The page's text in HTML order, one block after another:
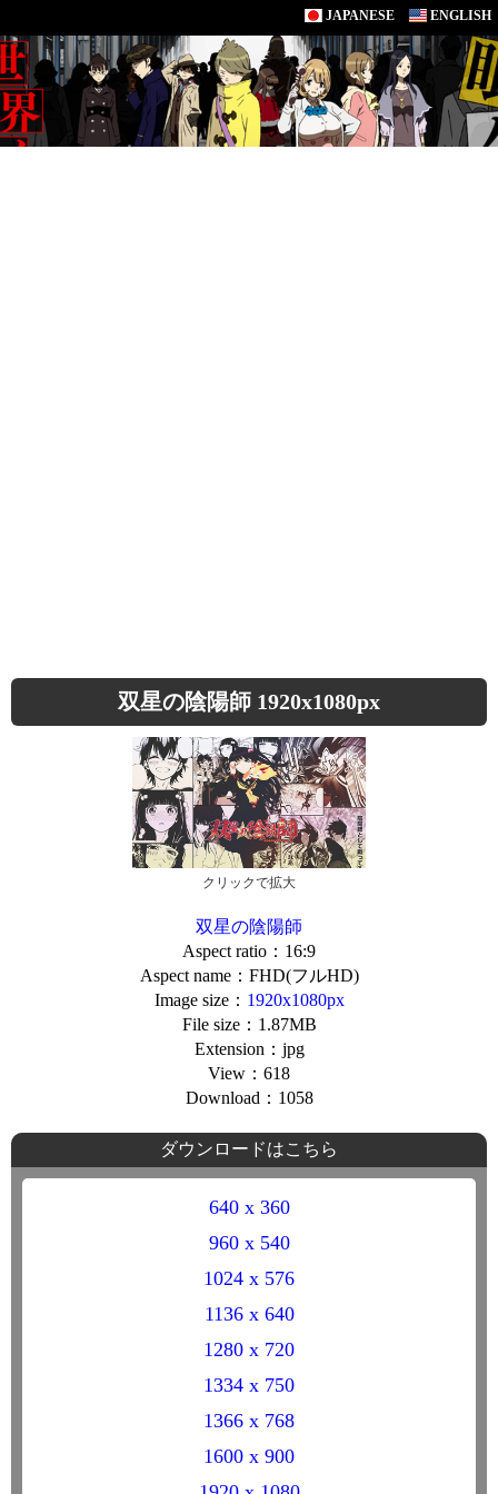
JAPANESE ENGLISH
双星の陰陽師 1920x1080px
クリックで拡大
双星の陰陽師
Aspect ratio：16:9
Aspect name：FHD(フルHD)
Image size： 1920x1080px
File size：1.87MB
Extension：jpg
View：618
Download：1058
ダウンロードはこちら
640 x 360
960 x 540
1024 x 576
1136 x 640
1280 x 720
1334 x 750
1366 x 768
1600 x 900